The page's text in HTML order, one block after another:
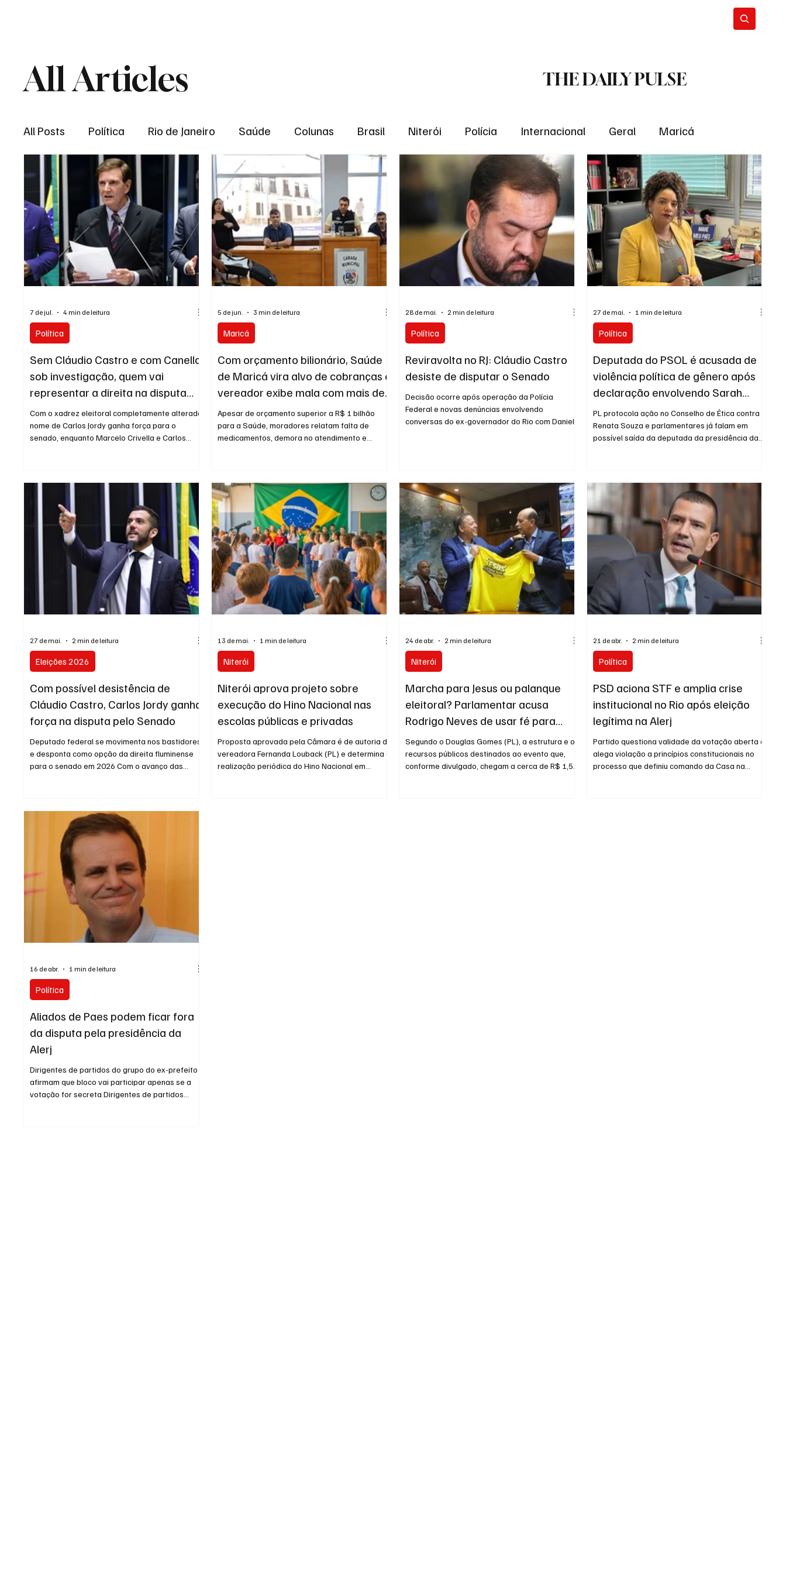
All Articles THE DAILY PULSE
All Posts Política Rio de Janeiro Saúde Colunas Brasil Niterói Polícia Internacional Geral Maricá
Região dos lagos Baixada Fluminense São Gonçalo Norte Fluminense Região Metropolitana Bastidores da Política
Esporte Niterói Zona Oeste Região serrana Economia Zona Norte Opinião Bastidores da política
Entretenimento Serviço Eleições 2024 Norte Fluminense Informação 2º TURNO
Sem Cláudio Castro e com Canella
sob investigação, quem vai
representar a direita na disputa
pelo Senado no Rio?
Com o xadrez eleitoral completamente alterado,
nome de Carlos Jordy ganha força para o
senado, enquanto Marcelo Crivella e Carlos
da Operação Unha e Carne contra Márcio
Canella (UNIÃO BRASIL) embaralham o tabuleiro
político da direita fluminense para a disputa ao
Senado em 2026. Enquanto Castro, que chegou
a ser apontado como o principal nom
Política
7 de jul. 4 min de leitura
Com orçamento bilionário, Saúde
de Maricá vira alvo de cobranças e
vereador exibe mala com mais de
mil denúncias
Apesar de orçamento superior a R$ 1 bilhão
para a Saúde, moradores relatam falta de
medicamentos, demora no atendimento e
Maricá, expôs um cenário que contrasta com os
números apresentados pela Prefeitura.
Enquanto o governo municipal comemorou
investimentos recordes no setor, reclamações
de pacientes, denúncias de falta de
medicamentos e crít
Maricá
5 de jun. 3 min de leitura
Reviravolta no RJ: Cláudio Castro
desiste de disputar o Senado
Decisão ocorre após operação da Polícia
Federal e novas denúncias envolvendo
conversas do ex-governador do Rio com Daniel
Senado pelo Rio de Janeiro. ENTRE PARA O
NOSSO GRUPO DE NOTÍCIAS Assim que tomada
a decisão, que vem na sequência de novas
denúncias sobre conversas de Castro com o ex-
dono do Banc
Política
28 de mai. 2 min de leitura
Deputada do PSOL é acusada de
violência política de gênero após
declaração envolvendo Sarah
Poncio durante sessão na Alerj
PL protocola ação no Conselho de Ética contra
Renata Souza e parlamentares já falam em
possível saída da deputada da presidência da
anunciou nesta quarta-feira (27) que entrou com
uma representação no Conselho de Ética contra
a deputada estadual Renata Souza (PSOL) após
uma fala envolvendo a deputada Sarah Poncio
(SDD). ENTRE PARA O NOSSO GRUPO
Política
27 de mai. 1 min de leitura
Com possível desistência de
Cláudio Castro, Carlos Jordy ganha
força na disputa pelo Senado
Deputado federal se movimenta nos bastidores
e desponta como opção da direita fluminense
para o senado em 2026 Com o avanço das
de que sua possível candidatura ao Senado em
2026 perdeu força dentro do próprio grupo
político. Parlamentares e dirigentes do PL já
admitem, reservadamente, que o cenário ficou
extremamente desfavorável para o ex-
Eleições 2026
27 de mai. 2 min de leitura
Niterói aprova projeto sobre
execução do Hino Nacional nas
escolas públicas e privadas
Proposta aprovada pela Câmara é de autoria da
vereadora Fernanda Louback (PL) e determina a
realização periódica do Hino Nacional em
Niterói
13 de mai. 1 min de leitura
Marcha para Jesus ou palanque
eleitoral? Parlamentar acusa
Rodrigo Neves de usar fé para
impulsionar candidatura de
primeira-dama
Segundo o Douglas Gomes (PL), a estrutura e os
recursos públicos destinados ao evento que,
conforme divulgado, chegam a cerca de R$ 1,5
Niterói
24 de abr. 2 min de leitura
PSD aciona STF e amplia crise
institucional no Rio após eleição
legítima na Alerj
Partido questiona validade da votação aberta e
alega violação a princípios constitucionais no
processo que definiu comando da Casa na
Política
21 de abr. 2 min de leitura
Aliados de Paes podem ficar fora
da disputa pela presidência da
Alerj
Dirigentes de partidos do grupo do ex-prefeito
afirmam que bloco vai participar apenas se a
votação for secreta Dirigentes de partidos
Política
16 de abr. 1 min de leitura